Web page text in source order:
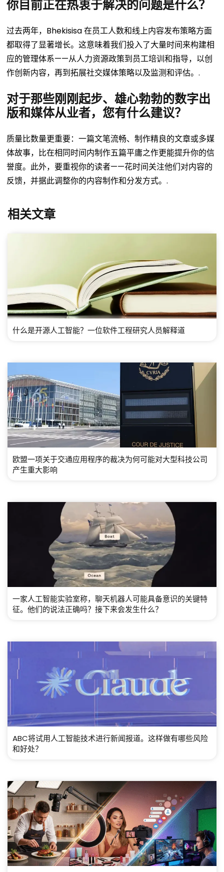
你目前正在热衷于解决的问题是什么？
过去两年，Bhekisisa 在员工人数和线上内容发布策略方面
都取得了显著增长。这意味着我们投入了大量时间来构建相
应的管理体系——从人力资源政策到员工培训和指导，以创
作创新内容，再到拓展社交媒体策略以及监测和评估。.
对于那些刚刚起步、雄心勃勃的数字出
版和媒体从业者，您有什么建议？
质量比数量更重要：一篇文笔流畅、制作精良的文章或多媒
体故事，比在相同时间内制作五篇平庸之作更能提升你的信
誉度。此外，要重视你的读者——花时间关注他们对内容的
反馈，并据此调整你的内容制作和分发方式。.
相关文章
什么是开源人工智能？一位软件工程研究人员解释道
欧盟一项关于交通应用程序的裁决为何可能对大型科技公司
产生重大影响
一家人工智能实验室称，聊天机器人可能具备意识的关键特
征。他们的说法正确吗？接下来会发生什么？
ABC将试用人工智能技术进行新闻报道。这样做有哪些风险
和好处？